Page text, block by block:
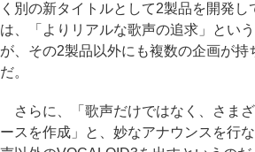
く別の新タイトルとして2製品を開発し
は、「よりリアルな歌声の追求」とい
が、その2製品以外にも複数の企画が持
だ。
さらに、「歌声だけではなく、さま
ースを作成」と、妙なアナウンスを行